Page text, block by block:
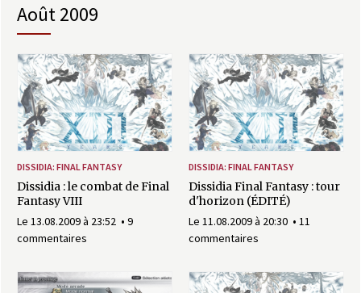
R
août 2009
DISSIDIA: FINAL FANTASY
Dissidia : le combat de Final
Fantasy VIII
Le 13.08.2009 à 23:52
9
commentaires
DISSIDIA: FINAL FANTASY
Dissidia Final Fantasy : tour
d'horizon (ÉDITÉ)
Le 11.08.2009 à 20:30
11
commentaires